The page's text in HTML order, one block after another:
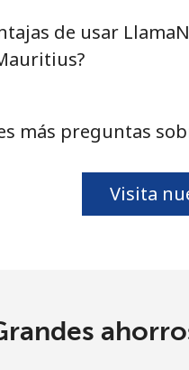
⁦32.9¢⁩
⁦6.9¢⁩
de usar
más preguntas
Visita